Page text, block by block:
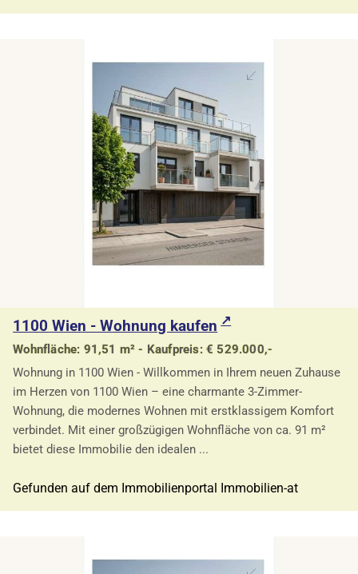
1100 Wien - Wohnung kaufen
Wohnfläche: 91,51 m² - Kaufpreis: € 529.000,-
Wohnung in 1100 Wien - Willkommen in Ihrem neuen Zuhause
im Herzen von 1100 Wien – eine charmante 3-Zimmer-
Wohnung, die modernes Wohnen mit erstklassigem Komfort
verbindet. Mit einer großzügigen Wohnfläche von ca. 91 m²
bietet diese Immobilie den idealen ...
Gefunden auf dem Immobilienportal Immobilien-at